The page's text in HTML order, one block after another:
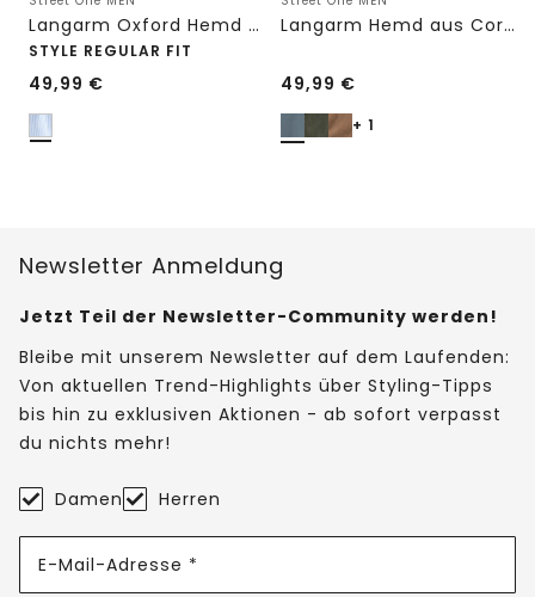
Langarm Oxford Hemd mit Streifenmuster
STYLE REGULAR FIT
49,99 €
Langarm Hemd aus Cord in Unifarbe
49,99 €
+ 1
Newsletter Anmeldung
Jetzt Teil der Newsletter-Community werden!
Bleibe mit unserem Newsletter auf dem Laufenden:
Von aktuellen Trend-Highlights über Styling-Tipps
bis hin zu exklusiven Aktionen - ab sofort verpasst
du nichts mehr!
Damen Herren
E-Mail-Adresse *